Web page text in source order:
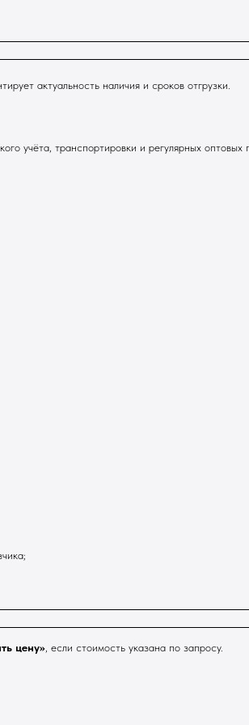
актуальность наличия и сроков отгрузки.
учёта, транспортировки и регулярных оптовых
цену», если стоимость указана по запросу.